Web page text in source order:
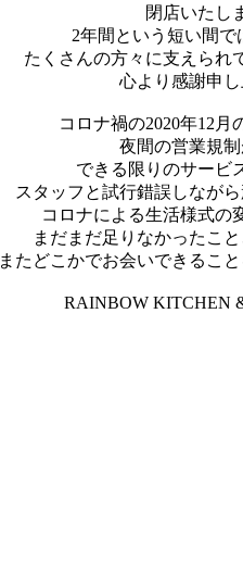
閉店いたし
2年間という短い間で
たくさんの方々に支えられ
心より感謝申し
コロナ禍の2020年12月
夜間の営業規制
できる限りのサービ
スタッフと試行錯誤しなが
コロナによる生活様式の
まだまだ足りなかったこ
またどこかでお会いできるこ
RAINBOW KITCHEN